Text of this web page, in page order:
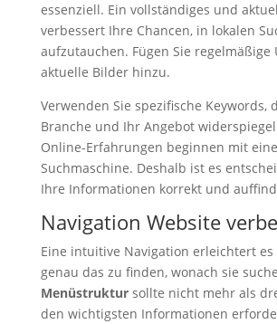
essenziell. Ein vollständiges und
verbessert Ihre Chancen, in lokalen
aufzutauchen. Fügen Sie regelmäßige
aktuelle Bilder hinzu.
Verwenden Sie spezifische Keywords,
Branche und Ihr Angebot
Online-Erfahrungen beginnen mit
Suchmaschine. Deshalb ist es
Ihre Informationen korrekt und
Navigation Website
Eine intuitive Navigation erleichtert es
genau das zu finden, wonach sie
Menüstruktursollte nicht mehr als
den wichtigsten Informationen